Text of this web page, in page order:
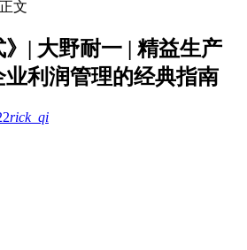
正文
》| 大野耐一 | 精益生产
利润管理的经典指南
rick_qi